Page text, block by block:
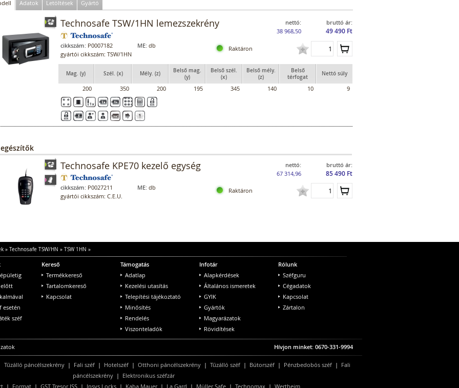
Adatok Letöltések Gyártó
nettó:
38 968,50
bruttó ár:
49 490 Ft
Technosafe TSW/1HN lemezszekrény
cikkszám: P0007182 ME: db Raktáron
gyártói cikkszám: TSW/1HN
Mag. (y) Szél. (x) Mély. (z)
Belső mag.
(y)
Belső szél.
(x)
Belső mély.
(z)
Belső
térfogat
Nettó súly
200 350 200 195 345 140 10 9
nettó:
67 314,96
bruttó ár:
85 490 Ft
Technosafe KPE70 kezelő egység
cikkszám: P0027211 ME: db Raktáron
gyártói cikkszám: C.E.U.
» Technosafe TSW/HN » TSW 1HN »
előtt
esetén
széf
Kereső
Termékkereső
Tartalomkereső
Kapcsolat
Támogatás
Adatlap
Kezelési utasítás
Telepítési tájékoztató
Minősítés
Rendelés
Viszonteladók
Infotár
Alapkérdések
Általános ismeretek
GYIK
Gyártók
Magyarázatok
Rövidítések
Rólunk
Széfguru
Cégadatok
Kapcsolat
Zártalon
Hívjon minket: 0670-331-9994
Tűzálló páncélszekrény| Fali széf| Hotelszéf| Otthoni páncélszekrény| Tűzálló széf| Bútorszéf| Pénzbedobós széf| Fali
páncélszekrény | Elektronikus széfzár
| Format | GST Tresor ISS | Insys Locks | Kaba Mauer| La Gard | Müller Safe | Technomax | Wertheim